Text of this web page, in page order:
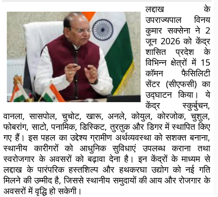
लद्दाख के
उपराज्यपाल विनय
कुमार सक्सेना ने 2
जून 2026 को केंद्र
शासित प्रदेश के
विभिन्न क्षेत्रों में 15
कॉमन फैसिलिटी
सेंटर (सीएफसी) का
उद्घाटन किया। ये
केंद्र स्कुर्बुचन,
वानला, सासपोल, चुचोट, खारू, अनले, कोयुल, कोरजोक, चुशुल,
फोबरांग, साटो, पनामिक, डिस्किट, तुरतुक और डिगर में स्थापित किए
गए हैं। इस पहल का उद्देश्य ग्रामीण अर्थव्यवस्था को सशक्त बनाना,
स्थानीय कारीगरों को आधुनिक सुविधाएं उपलब्ध कराना तथा
स्वरोजगार के अवसरों को बढ़ावा देना है। इन केंद्रों के माध्यम से
लद्दाख के पारंपरिक हस्तशिल्प और हथकरघा उद्योग को नई गति
मिलने की उम्मीद है, जिससे स्थानीय समुदायों की आय और रोजगार के
अवसरों में वृद्धि हो सकेगी।